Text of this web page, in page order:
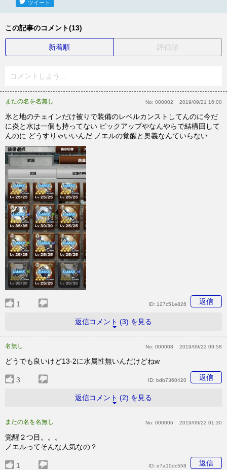
ツイート
この記事のコメント(13)
新着順 評価順
コメントしよう...
またの名を名無し No: 000002 2019/09/21 16:00
氷と地のチェインだけ被りで装備のレベルカンストしてんのに今だ
に炎と水は一個も持ってない ピックアップやなんやらで結構回して
んのに どうすりゃいいんだ ノエルの覚醒と奥義なんていらない...
1 返信
ID: 127c51e826
返信コメント (3) を見る
名無し No: 000008 2019/09/22 09:58
どうでも良いけど13-2に水属性無いんだけどねw
3 返信
ID: bdb7360420
返信コメント (2) を見る
またの名を名無し No: 000006 2019/09/22 01:30
覚醒２つ目。。。
ノエルってそんな人気なの？
1 返信
ID: e7a10dc558